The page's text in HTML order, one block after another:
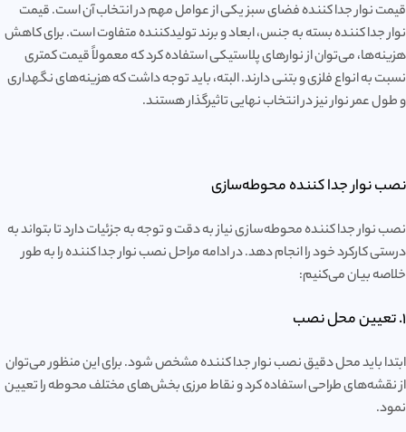
قیمت نوار جدا کننده فضای سبز یکی از عوامل مهم در انتخاب آن است. قیمت
نوار جدا کننده بسته به جنس، ابعاد و برند تولیدکننده متفاوت است. برای کاهش
هزینه‌ها، می‌توان از نوارهای پلاستیکی استفاده کرد که معمولاً قیمت کمتری
نسبت به انواع فلزی و بتنی دارند. البته، باید توجه داشت که هزینه‌های نگهداری
و طول عمر نوار نیز در انتخاب نهایی تاثیرگذار هستند.
نصب نوار جدا کننده محوطه‌سازی
نصب نوار جدا کننده محوطه‌سازی نیاز به دقت و توجه به جزئیات دارد تا بتواند به
درستی کارکرد خود را انجام دهد. در ادامه مراحل نصب نوار جدا کننده را به طور
خلاصه بیان می‌کنیم:
1. تعیین محل نصب
ابتدا باید محل دقیق نصب نوار جدا کننده مشخص شود. برای این منظور می‌توان
از نقشه‌های طراحی استفاده کرد و نقاط مرزی بخش‌های مختلف محوطه را تعیین
نمود.